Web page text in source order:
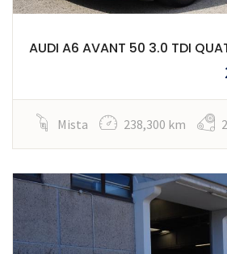
AUDI A6 AVANT 50 3.0 TDI
Mista 238,300 km